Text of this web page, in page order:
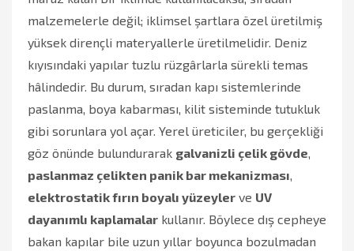
malzemelerle değil; iklimsel şartlara özel üretilmiş
yüksek dirençli materyallerle üretilmelidir. Deniz
kıyısındaki yapılar tuzlu rüzgârlarla sürekli temas
hâlindedir. Bu durum, sıradan kapı sistemlerinde
paslanma, boya kabarması, kilit sisteminde tutukluk
gibi sorunlara yol açar. Yerel üreticiler, bu gerçekliği
göz önünde bulundurarak galvanizli çelik gövde,
paslanmaz çelikten panik bar mekanizması,
elektrostatik fırın boyalı yüzeyler ve UV
dayanımlı kaplamalar kullanır. Böylece dış cepheye
bakan kapılar bile uzun yıllar boyunca bozulmadan